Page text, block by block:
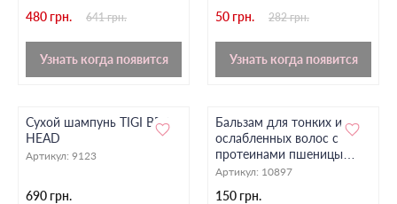
480 грн. 641 грн.
Узнать когда появится
Acid
50 грн. 282 грн.
Узнать когда появится
Сухой шампунь TIGI BED
HEAD
Артикул: 9123
690 грн.
Бальзам для тонких и
ослабленных волос с
протеинами пшеницы
Sabel, 300 мл.
Артикул: 10897
150 грн.